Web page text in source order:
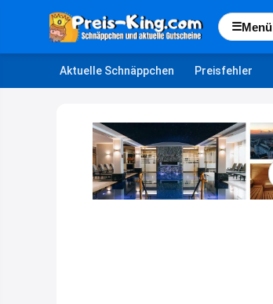
☰Menü
Aktuelle Schnäppchen Preisfehler